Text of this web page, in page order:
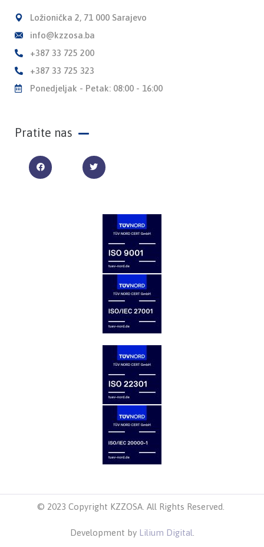
Ložionička 2, 71 000 Sarajevo
info@kzzosa.ba
+387 33 725 200
+387 33 725 323
Ponedjeljak - Petak: 08:00 - 16:00
Pratite nas
© 2023 Copyright KZZOSA. All Rights Reserved.
Development by Lilium Digital